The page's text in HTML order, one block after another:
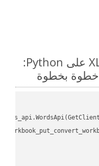
كيفية تحويل XLS to POTM على Python:
خطوة بخطوة